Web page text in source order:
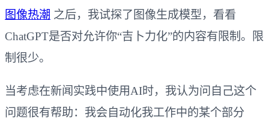
图像热潮 之后，我试探了图像生成模型，看看
ChatGPT是否对允许你“吉卜力化”的内容有限制。限
制很少。
当考虑在新闻实践中使用AI时，我认为问自己这个
问题很有帮助：我会自动化我工作中的某个部分